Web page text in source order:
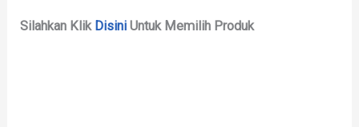
Silahkan Klik Disini Untuk Memilih Produk